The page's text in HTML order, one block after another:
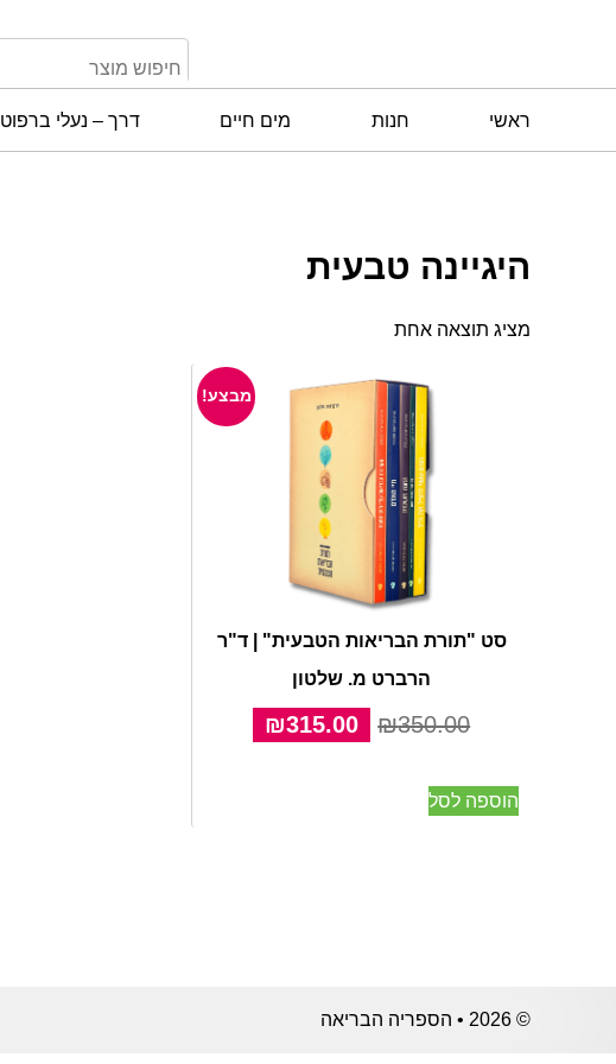
ראשי חנות מים חיים דרך – נעלי ברפוט
היגיינה טבעית
מציג תוצאה אחת
מבצע!
סט "תורת הבריאות הטבעית" | ד"ר
הרברט מ. שלטון
₪350.00
המחיר
המקורי
₪315.00
הנוכחי
הוספה לסל
© 2026 • הספריה הבריאה